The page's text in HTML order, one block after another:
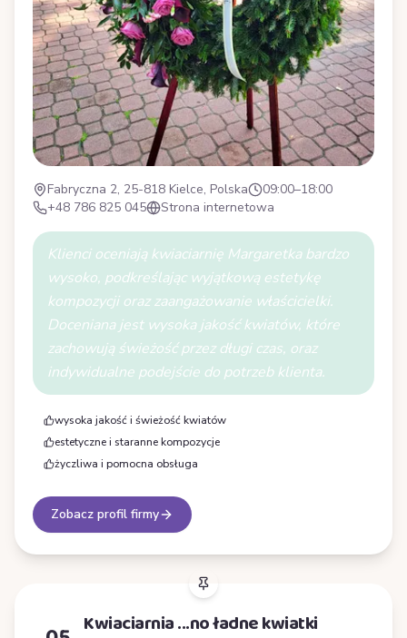
Fabryczna 2, 25-818 Kielce, Polska
09:00–18:00
+48 786 825 045
Strona internetowa
Klienci oceniają kwiaciarnię Margaretka bardzo
wysoko, podkreślając wyjątkową estetykę
kompozycji oraz zaangażowanie właścicielki.
Doceniana jest wysoka jakość kwiatów, które
zachowują świeżość przez długi czas, oraz
indywidualne podejście do potrzeb klienta.
wysoka jakość i świeżość kwiatów
estetyczne i staranne kompozycje
życzliwa i pomocna obsługa
Zobacz profil firmy
Kwiaciarnia ...no ładne kwiatki